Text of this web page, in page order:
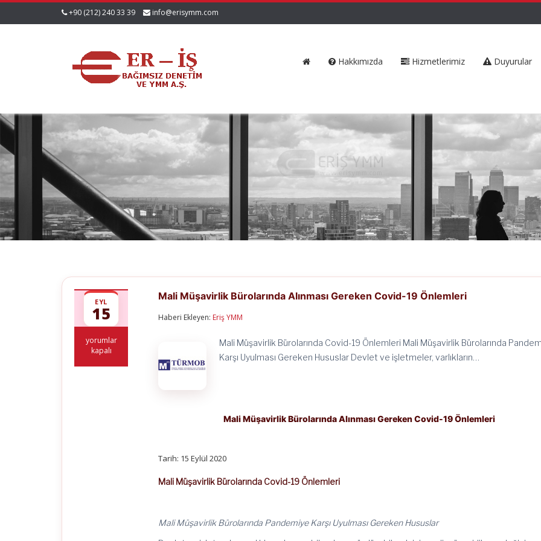
+90 (212) 240 33 39 info@erisymm.com
Hakkımızda Hizmetlerimiz Duyurular
EYL
15
Mali
Müşavirlik
yorumlar
kapalı
Mali Müşavirlik Bürolarında Alınması Gereken Covid-19 Önlemleri
Haberi Ekleyen: Eriş YMM
Mali Müşavirlik Bürolarında Covid-19 Önlemleri Mali Müşavirlik Bürolarında
Karşı Uyulması Gereken Hususlar Devlet ve işletmeler, varlıkların…
Mali Müşavirlik Bürolarında Alınması Gereken Covid-19 Önlemleri
Tarih: 15 Eylül 2020
Mali Müşavirlik Bürolarında Covid-19 Önlemleri
Mali Müşavirlik Bürolarında Pandemiye Karşı Uyulması Gereken Hususlar